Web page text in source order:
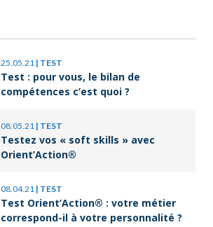
25.05.21 | TEST
Test : pour vous, le bilan de
compétences c’est quoi ?
08.05.21 | TEST
Testez vos « soft skills » avec
Orient’Action®
08.04.21 | TEST
Test Orient’Action® : votre métier
correspond-il à votre personnalité ?